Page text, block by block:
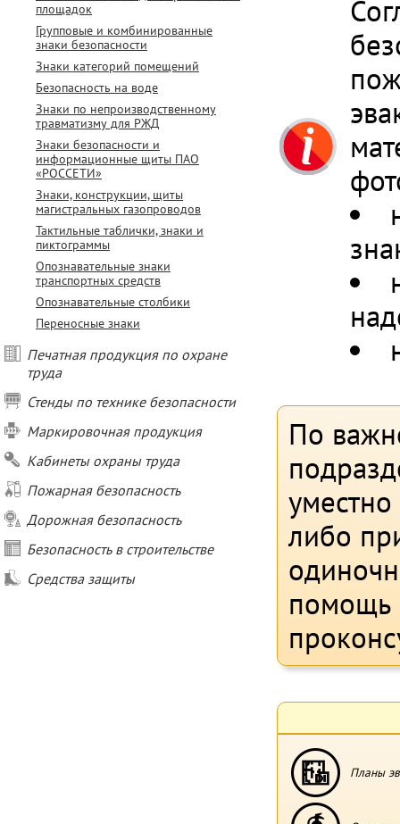
площадок
Групповые и комбинированные
знаки безопасности
Знаки категорий помещений
Безопасность на воде
Знаки по непроизводственному
травматизму для РЖД
Знаки безопасности и
информационные щиты ПАО
«РОССЕТИ»
Знаки, конструкции, щиты
магистральных газопроводов
Тактильные таблички, знаки и
пиктограммы
Опознавательные знаки
транспортных средств
Опознавательные столбики
Переносные знаки
Печатная продукция по охране
труда
Стенды по технике безопасности
Маркировочная продукция
Кабинеты охраны труда
Пожарная безопасность
Дорожная безопасность
Безопасность в строительстве
Средства защиты
По
либо
помощь
Планы